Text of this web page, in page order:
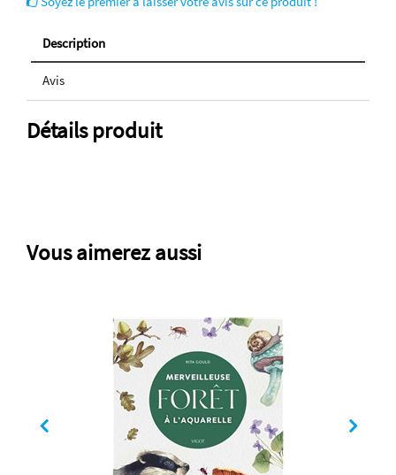
Description
Avis
Détails produit
Vous aimerez aussi